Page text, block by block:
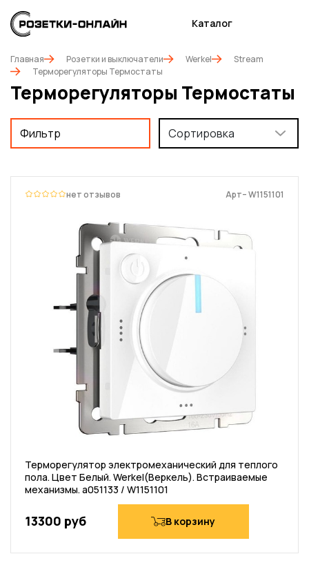
Каталог
Главная Розетки и выключатели Werkel
Stream
Терморегуляторы Термостаты
Терморегуляторы Термостаты
Фильтр Сортировка
нет отзывов Арт– W1151101
Терморегулятор электромеханический для теплого
пола. Цвет Белый. Werkel(Веркель). Встраиваемые
механизмы. a051133 / W1151101
13300 руб В корзину